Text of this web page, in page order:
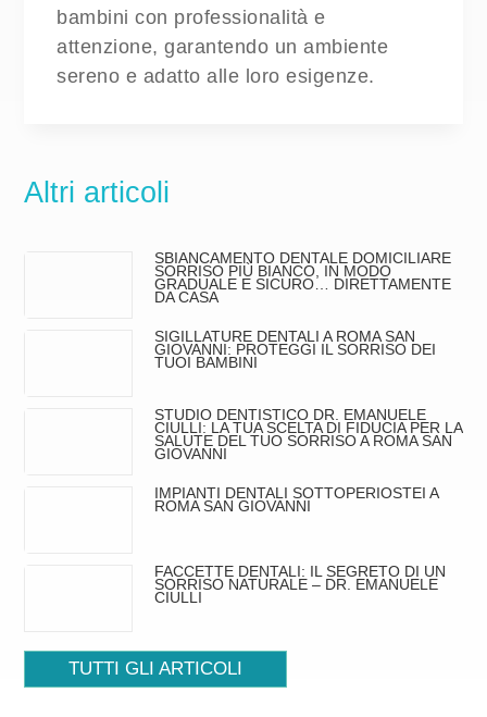
bambini con professionalità e
attenzione, garantendo un ambiente
sereno e adatto alle loro esigenze.
Altri articoli
SBIANCAMENTO DENTALE DOMICILIARE
SORRISO PIÙ BIANCO, IN MODO
GRADUALE E SICURO… DIRETTAMENTE
DA CASA
SIGILLATURE DENTALI A ROMA SAN
GIOVANNI: PROTEGGI IL SORRISO DEI
TUOI BAMBINI
STUDIO DENTISTICO DR. EMANUELE
CIULLI: LA TUA SCELTA DI FIDUCIA PER LA
SALUTE DEL TUO SORRISO A ROMA SAN
GIOVANNI
IMPIANTI DENTALI SOTTOPERIOSTEI A
ROMA SAN GIOVANNI
FACCETTE DENTALI: IL SEGRETO DI UN
SORRISO NATURALE – DR. EMANUELE
CIULLI
TUTTI GLI ARTICOLI